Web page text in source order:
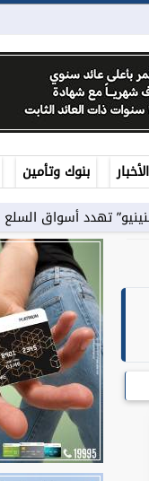
بنوك وتأمين
السلع العالمية